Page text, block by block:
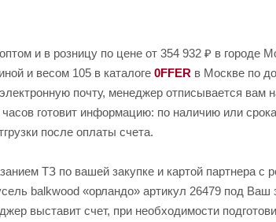
и в розницу по цене от 354 932 ₽ в городе
и весом 105 в каталоге 0FFER в Москве по
почту, менеджер отписывается вам
готовит информацию: по наличию или
после оплаты счета.
ТЗ по вашей закупке и картой партнера с
balkwood «орландо» артикул 26479 под Ваш
выставит счет, при необходимости